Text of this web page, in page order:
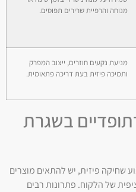
מנוחה והרפיית שרירים תפוסים.
מניעת נקעים חוזרים, ייצוב המפרק
ותמיכה פיזית בעת דריכה פתאומית.
בשגרת
שחיקה פיזית, יש להתאים מוצרים
של הלקוח. פתרונות רבים